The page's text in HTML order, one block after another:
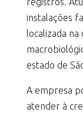
instalações
localizada na
estado de
A empresa
atender à